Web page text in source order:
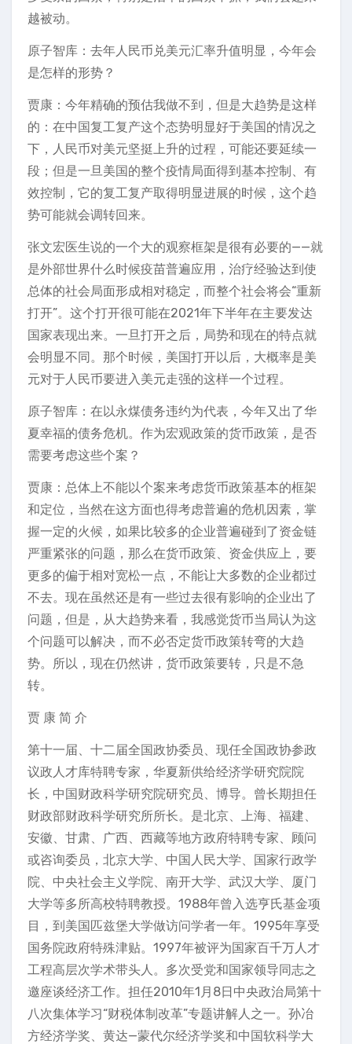
越被动。
原子智库：去年人民币兑美元汇率升值明显，今年会
是怎样的形势？
贾康：今年精确的预估我做不到，但是大趋势是这样
的：在中国复工复产这个态势明显好于美国的情况之
下，人民币对美元坚挺上升的过程，可能还要延续一
段；但是一旦美国的整个疫情局面得到基本控制、有
效控制，它的复工复产取得明显进展的时候，这个趋
势可能就会调转回来。
张文宏医生说的一个大的观察框架是很有必要的——就
是外部世界什么时候疫苗普遍应用，治疗经验达到使
总体的社会局面形成相对稳定，而整个社会将会“重新
打开”。这个打开很可能在2021年下半年在主要发达
国家表现出来。一旦打开之后，局势和现在的特点就
会明显不同。那个时候，美国打开以后，大概率是美
元对于人民币要进入美元走强的这样一个过程。
原子智库：在以永煤债务违约为代表，今年又出了华
夏幸福的债务危机。作为宏观政策的货币政策，是否
需要考虑这些个案？
贾康：总体上不能以个案来考虑货币政策基本的框架
和定位，当然在这方面也得考虑普遍的危机因素，掌
握一定的火候，如果比较多的企业普遍碰到了资金链
严重紧张的问题，那么在货币政策、资金供应上，要
更多的偏于相对宽松一点，不能让大多数的企业都过
不去。现在虽然还是有一些过去很有影响的企业出了
问题，但是，从大趋势来看，我感觉货币当局认为这
个问题可以解决，而不必否定货币政策转弯的大趋
势。所以，现在仍然讲，货币政策要转，只是不急
转。
贾 康 简 介
第十一届、十二届全国政协委员、现任全国政协参政
议政人才库特聘专家，华夏新供给经济学研究院院
长，中国财政科学研究院研究员、博导。曾长期担任
财政部财政科学研究所所长。是北京、上海、福建、
安徽、甘肃、广西、西藏等地方政府特聘专家、顾问
或咨询委员，北京大学、中国人民大学、国家行政学
院、中央社会主义学院、南开大学、武汉大学、厦门
大学等多所高校特聘教授。1988年曾入选亨氏基金项
目，到美国匹兹堡大学做访问学者一年。1995年享受
国务院政府特殊津贴。1997年被评为国家百千万人才
工程高层次学术带头人。多次受党和国家领导同志之
邀座谈经济工作。担任2010年1月8日中央政治局第十
八次集体学习“财税体制改革”专题讲解人之一。孙冶
方经济学奖、黄达—蒙代尔经济学奖和中国软科学大